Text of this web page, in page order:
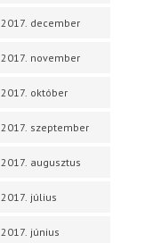
2017. december
2017. november
2017. október
2017. szeptember
2017. augusztus
2017. július
2017. június